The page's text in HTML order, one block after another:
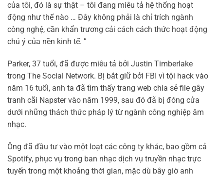
của tôi, đó là sự thật – tôi đang miêu tả hệ thống hoạt
động như thế nào … Đây không phải là chỉ trích ngành
công nghệ, cần khẩn trương cải cách cách thức hoạt động
chú ý của nền kinh tế. ”
Parker, 37 tuổi, đã được miêu tả bởi Justin Timberlake
trong The Social Network. Bị bắt giữ bởi FBI vì tội hack vào
năm 16 tuổi, anh ta đã tìm thấy trang web chia sẻ file gây
tranh cãi Napster vào năm 1999, sau đó đã bị đóng cửa
dưới những thách thức pháp lý từ ngành công nghiệp âm
nhạc.
Ông đã đầu tư vào một loạt các công ty khác, bao gồm cả
Spotify, phục vụ trong ban nhạc dịch vụ truyền nhạc trực
tuyến trong một khoảng thời gian, mặc dù bây giờ anh